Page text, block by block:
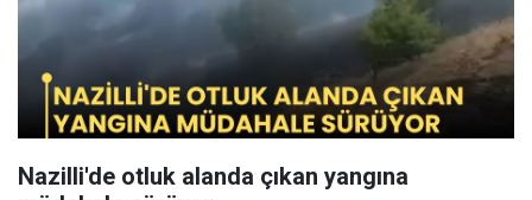
Nazilli'de otluk alanda çıkan yangına